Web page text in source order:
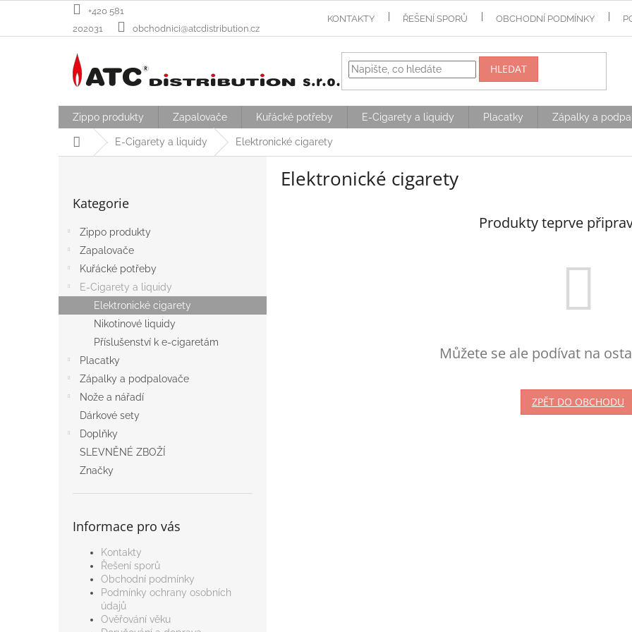
+420 581
202031
obchodnici@atcdistribution.cz
KONTAKTY ŘEŠENÍ SPORŮ OBCHODNÍ PODMÍNKY
HLEDAT
Zippo produkty Zapalovače Kuřácké potřeby E-Cigarety a liquidy Placatky Zápalky a
Domů E-Cigarety a liquidy Elektronické cigarety
a
kategorie
Kategorie
Zippo produkty
Zapalovače
Kuřácké potřeby
E-Cigarety a liquidy
Elektronické cigarety
Nikotinové liquidy
Příslušenství k e-cigaretám
Placatky
Zápalky a podpalovače
Nože a nářadí
Dárkové sety
Doplňky
SLEVNĚNÉ ZBOŽÍ
Značky
Informace pro vás
Kontakty
Řešení sporů
Obchodní podmínky
Podmínky ochrany osobních
údajů
Ověřování věku
Elektronické cigarety
Produkty teprve
Můžete se ale podívat na
ZPĚT DO OBCHODU